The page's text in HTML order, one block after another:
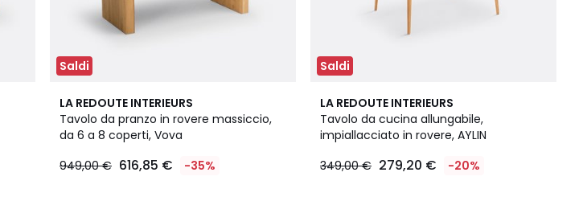
Saldi
LA REDOUTE INTERIEURS
Tavolo da pranzo in rovere massiccio,
da 6 a 8 coperti, Vova
949,00 € 616,85 € -35%
4,5
/ 5
Saldi
LA REDOUTE INTERIEURS
Tavolo da cucina allungabile,
impiallacciato in rovere, AYLIN
349,00 € 279,20 € -20%
4,4
/ 5